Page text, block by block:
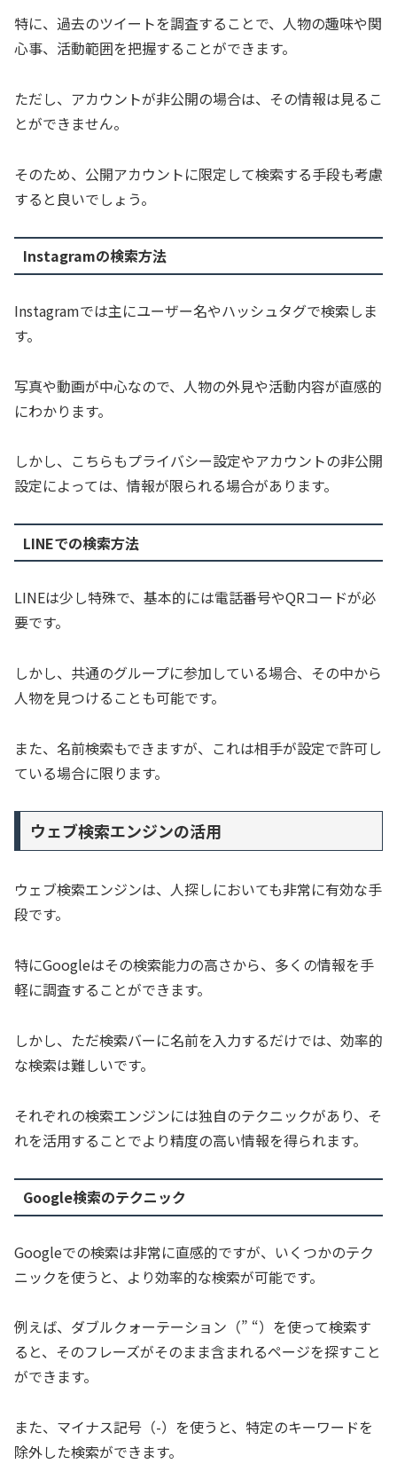
特に、過去のツイートを調査することで、人物の趣味や関
心事、活動範囲を把握することができます。
ただし、アカウントが非公開の場合は、その情報は見るこ
とができません。
そのため、公開アカウントに限定して検索する手段も考慮
すると良いでしょう。
Instagramの検索方法
Instagramでは主にユーザー名やハッシュタグで検索しま
す。
写真や動画が中心なので、人物の外見や活動内容が直感的
にわかります。
しかし、こちらもプライバシー設定やアカウントの非公開
設定によっては、情報が限られる場合があります。
LINEでの検索方法
LINEは少し特殊で、基本的には電話番号やQRコードが必
要です。
しかし、共通のグループに参加している場合、その中から
人物を見つけることも可能です。
また、名前検索もできますが、これは相手が設定で許可し
ている場合に限ります。
ウェブ検索エンジンの活用
ウェブ検索エンジンは、人探しにおいても非常に有効な手
段です。
特にGoogleはその検索能力の高さから、多くの情報を手
軽に調査することができます。
しかし、ただ検索バーに名前を入力するだけでは、効率的
な検索は難しいです。
それぞれの検索エンジンには独自のテクニックがあり、そ
れを活用することでより精度の高い情報を得られます。
Google検索のテクニック
Googleでの検索は非常に直感的ですが、いくつかのテク
ニックを使うと、より効率的な検索が可能です。
例えば、ダブルクォーテーション（” “）を使って検索す
ると、そのフレーズがそのまま含まれるページを探すこと
ができます。
また、マイナス記号（-）を使うと、特定のキーワードを
除外した検索ができます。